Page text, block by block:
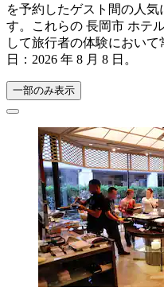
を予約したゲスト間の人
す。これらの 長岡市 ホテ
して旅行者の体験におい
日： 2026 年 8 月 8 日 。
一部のみ表示